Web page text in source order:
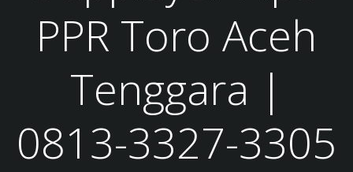
PPR Toro Aceh
Tenggara |
0813-3327-3305